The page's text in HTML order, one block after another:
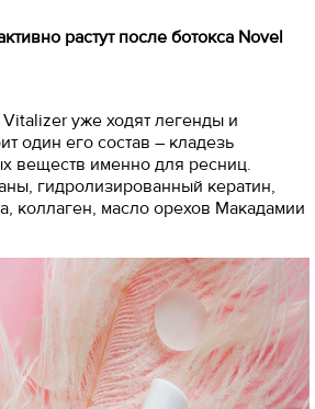
растут после ботокса Novel
уже ходят легенды и
один его состав – кладезь
веществ именно для ресниц.
гидролизированный кератин,
коллаген, масло орехов Макадамии